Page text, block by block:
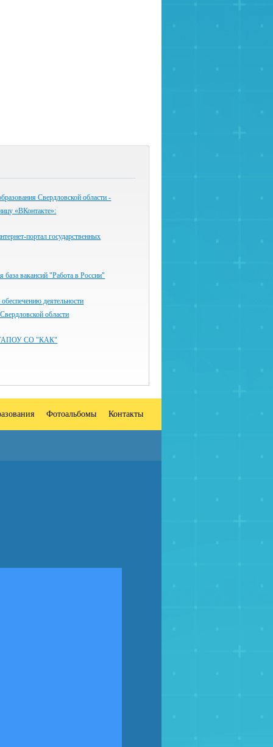
Свердловской области -
«ВКонтакте»:
портал государственных
база вакансий "Работа в России"
деятельности
области
СО "КАК"
Фотоальбомы Контакты